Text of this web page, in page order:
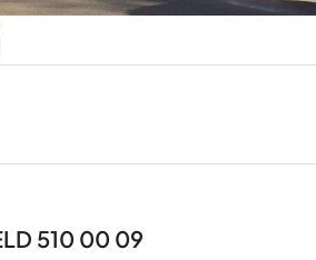
510 00 09